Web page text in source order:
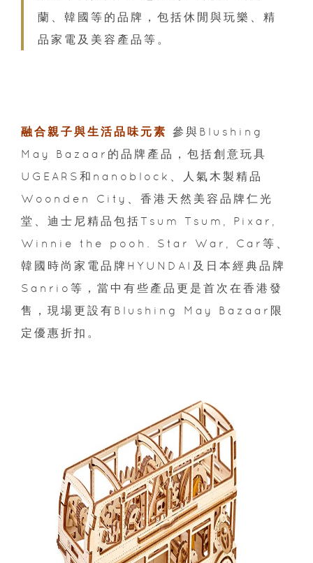
蘭、韓國等的品牌，包括休閒與玩樂、精
品家電及美容產品等。
融合親子與生活品味元素
參與Blushing
May Bazaar的品牌產品，包括創意玩具
UGEARS和nanoblock、人氣木製精品
Woonden City、香港天然美容品牌仁光
堂、迪士尼精品包括Tsum Tsum, Pixar,
Winnie the pooh. Star War, Car等、
韓國時尚家電品牌HYUNDAI及日本經典品牌
Sanrio等，當中有些產品更是首次在香港發
售，現場更設有Blushing May Bazaar限
定優惠折扣。